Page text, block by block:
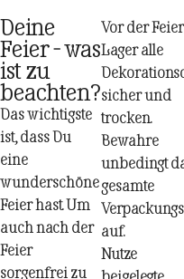
Deine
Feier - was
ist zu
beachten?
Das wichtigste
ist, dass Du
eine
wunderschöne
Feier hast. Um
auch nach der
Feier
sorgenfrei zu
Vor der Feier
Lager alle
sicher und
trocken.
Bewahre
unbedingt
gesamte
auf.
Nutze